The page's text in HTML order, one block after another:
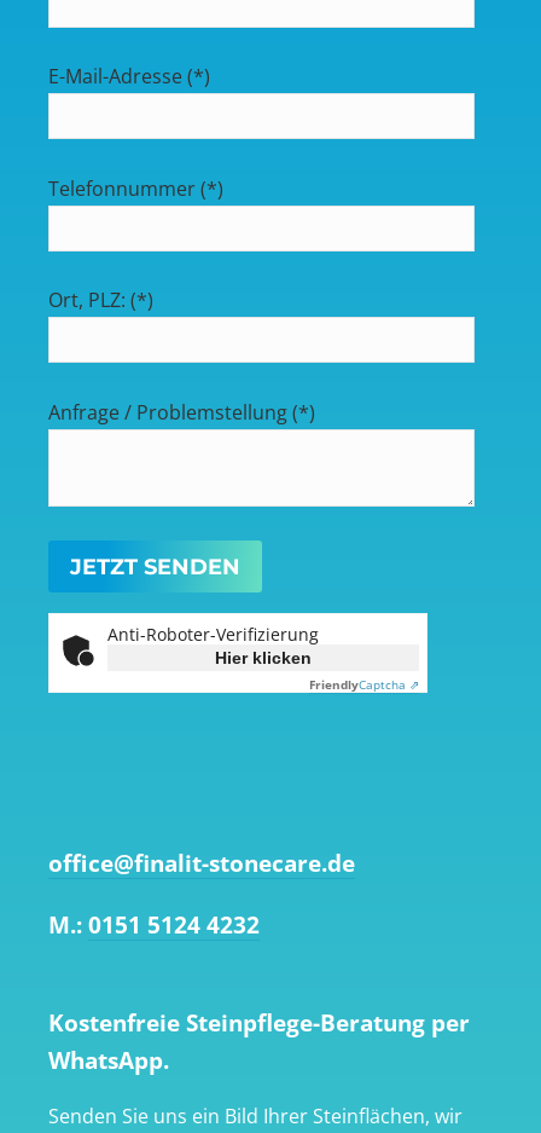
E-Mail-Adresse (*)
Telefonnummer (*)
Ort, PLZ: (*)
Anfrage / Problemstellung (*)
Anti-Roboter-Verifizierung
Hier klicken
FriendlyCaptcha ⇗
office@finalit-stonecare.de
M.: 0151 5124 4232
Kostenfreie Steinpflege-Beratung per
WhatsApp.
Senden Sie uns ein Bild Ihrer Steinflächen, wir